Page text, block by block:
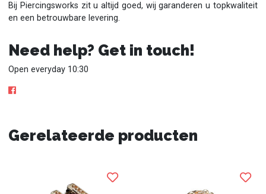
Bij Piercingsworks zit u altijd goed, wij garanderen u topkwaliteit
en een betrouwbare levering.
Need help? Get in touch!
Open everyday 10:30
Gerelateerde producten